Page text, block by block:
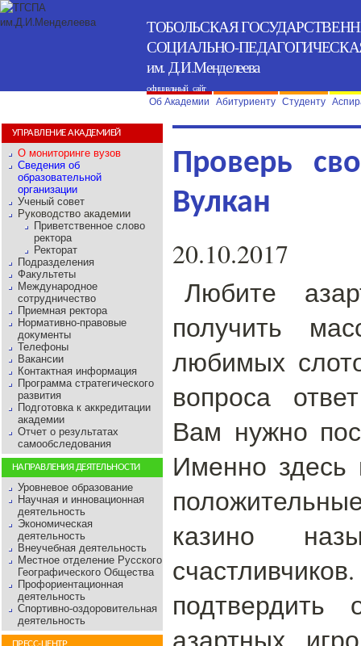
ТОБОЛЬСКАЯ
СОЦИАЛЬНО-
им. Д.И.Менделеева
официальный сайт
Об Академии
Абитуриенту Студенту
УПРАВЛЕНИЕ АКАДЕМИЕЙ
О мониторинге вузов
Сведения об
образовательной
организации
Ученый совет
Руководство академии
Приветственное слово
ректора
Ректорат
Подразделения
Факультеты
Международное
сотрудничество
Приемная ректора
Нормативно-правовые
документы
Телефоны
Вакансии
Контактная информация
Программа стратегического
развития
Подготовка к аккредитации
академии
Отчет о результатах
самообследования
НАПРАВЛЕНИЯ ДЕЯТЕЛЬНОСТИ
Уровневое образование
Научная и инновационная
деятельность
Экономическая
деятельность
Внеучебная деятельность
Местное отделение Русского
Географического Общества
Профориентационная
деятельность
Спортивно-оздоровительная
деятельность
Проверь
Вулкан
20.10.2017
Любите
получить
любимых
вопроса
Вам нужно
Именно здесь
казино
подтвердить